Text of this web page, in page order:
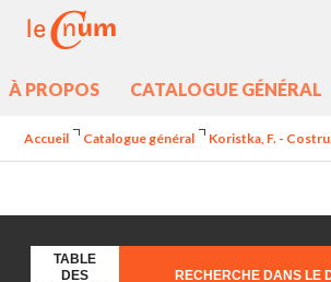
À PROPOS CATALOGUE GÉNÉRAL
Accueil Catalogue général Koristka, F. -
TABLE
DES
RECHERCHE DANS LE